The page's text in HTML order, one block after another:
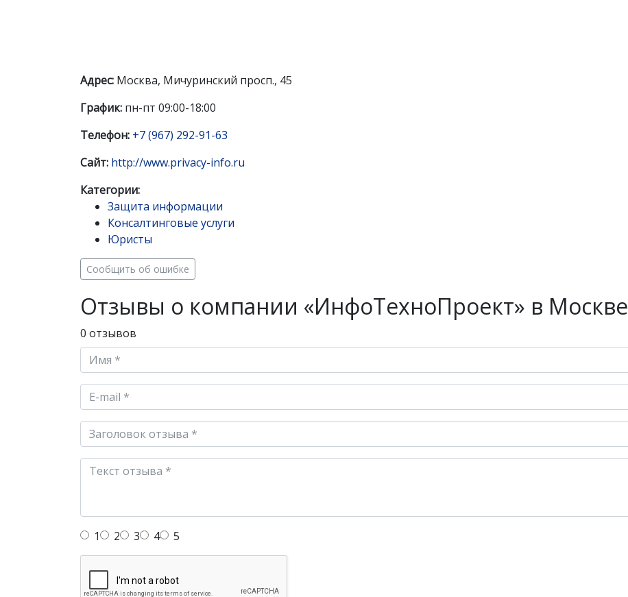
Адрес: Москва, Мичуринский просп., 45
График: пн-пт 09:00-18:00
Телефон: +7 (967) 292-91-63
Сайт: http://www.privacy-info.ru
Категории:
Защита информации
Консалтинговые услуги
Юристы
Сообщить об ошибке
Отзывы о компании «ИнфоТехноПроект» в Москве
0 отзывов
1 2 3 4 5